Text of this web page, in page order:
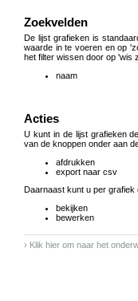
Zoekvelden
De lijst grafieken is
waarde in te voeren en op
het filter wissen door op 'wis
naam
Acties
U kunt in de lijst grafieken
van de knoppen onder aan
afdrukken
export naar csv
Daarnaast kunt u per
bekijken
bewerken
› Klik hier om naar het